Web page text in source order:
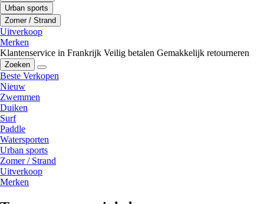
Urban sports
Zomer / Strand
Uitverkoop
Merken
Klantenservice in Frankrijk Veilig betalen Gemakkelijk retourneren
Zoeken
Beste Verkopen
Nieuw
Zwemmen
Duiken
Surf
Paddle
Watersporten
Urban sports
Zomer / Strand
Uitverkoop
Merken